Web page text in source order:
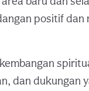
positif dan
dan dukungan